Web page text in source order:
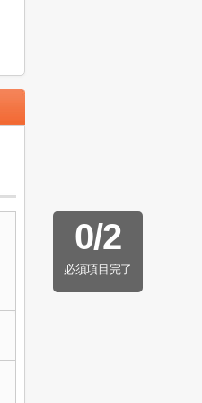
0/2
必須項目完了